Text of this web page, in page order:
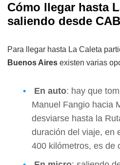
Cómo llegar hasta
saliendo desde
Para llegar hasta La Caleta
Buenos Aires existen varias
En auto: hay que
Manuel Fangio hacia
desviarse hasta la
duración del viaje, en
400 kilómetros, es de